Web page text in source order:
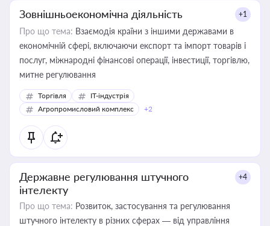
Зовнішньоекономічна діяльність +1
Про що тема: Взаємодія країни з іншими державами в
економічній сфері, включаючи експорт та імпорт товарів і
послуг, міжнародні фінансові операції, інвестиції, торгівлю,
митне регулювання
Торгівля
IT-індустрія
Агропромисловий комплекс
+2
Державне регулювання штучного
інтелекту
+4
Про що тема: Розвиток, застосування та регулювання
штучного інтелекту в різних сферах — від управління